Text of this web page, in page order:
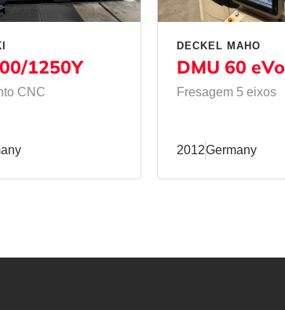
1250Y
CNC
DECKEL MAHO
DMU 60 eVo
Fresagem 5 eixos
2012Germany